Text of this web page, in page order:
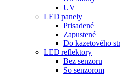
UV
LED panely
Prisadené
Zapustené
Do kazetového
LED reflektory
Bez senzoru
So senzorom